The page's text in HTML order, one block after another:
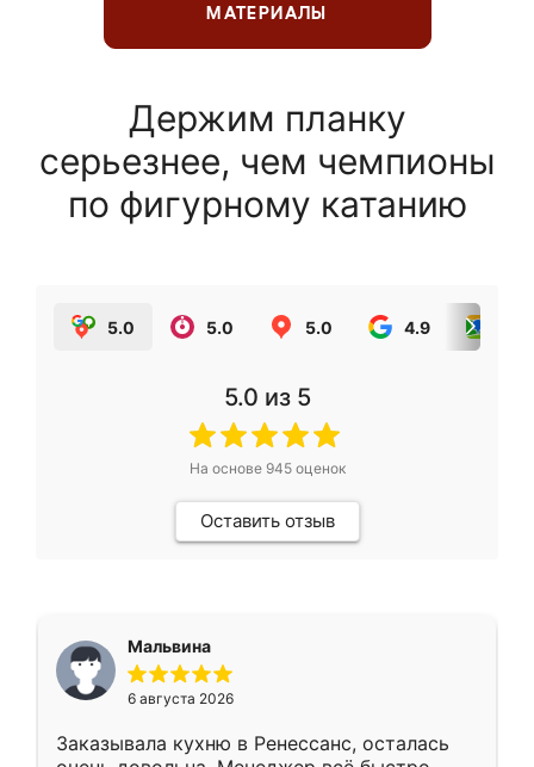
МАТЕРИАЛЫ
Держим планку
серьезнее, чем чемпионы
по фигурному катанию
5.0 5.0 5.0 4.9
5.0 из 5
На основе 945оценок
Оставить отзыв
Мальвина
6 августа 2026
Заказывала кухню в Ренессанс, осталась